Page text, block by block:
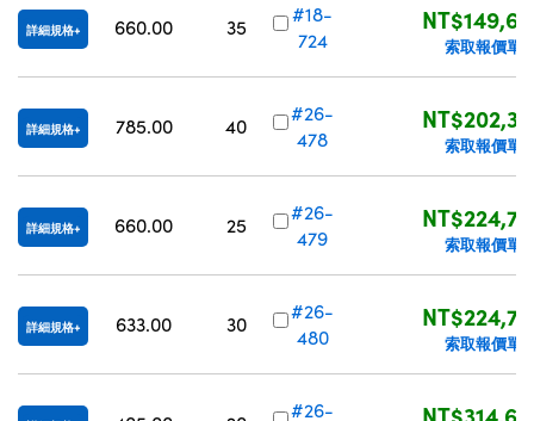
詳細規格 660.00 35
#18-
724
索取報價單
詳細規格 785.00 40
#26-
478
索取報價單
詳細規格 660.00 25
#26-
479
索取報價單
詳細規格 633.00 30
#26-
480
索取報價單
#26-